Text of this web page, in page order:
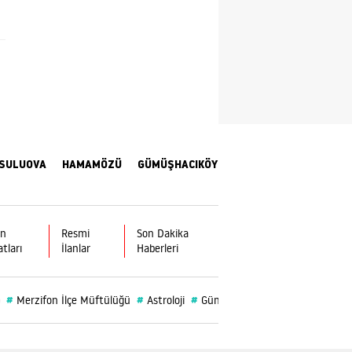
Karaman
Batman
Şırnak
HAMAMÖZÜ GÜMÜŞHACIKÖY
Resmi
İlanlar
Son Dakika
Haberleri
# Merzifon İlçe Müftülüğü # Astroloji # Gümüşhacıköy